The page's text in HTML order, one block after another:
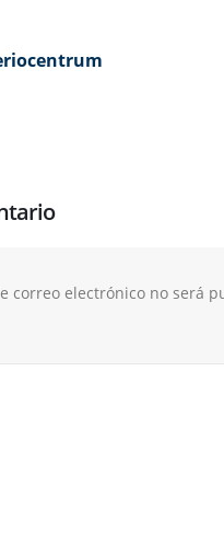
correo electrónico no será